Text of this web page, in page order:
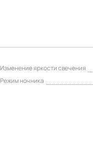
Изменение яркости свечения
Режим ночника